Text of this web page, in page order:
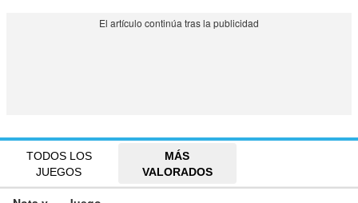
TODOS LOS
JUEGOS
MÁS
VALORADOS